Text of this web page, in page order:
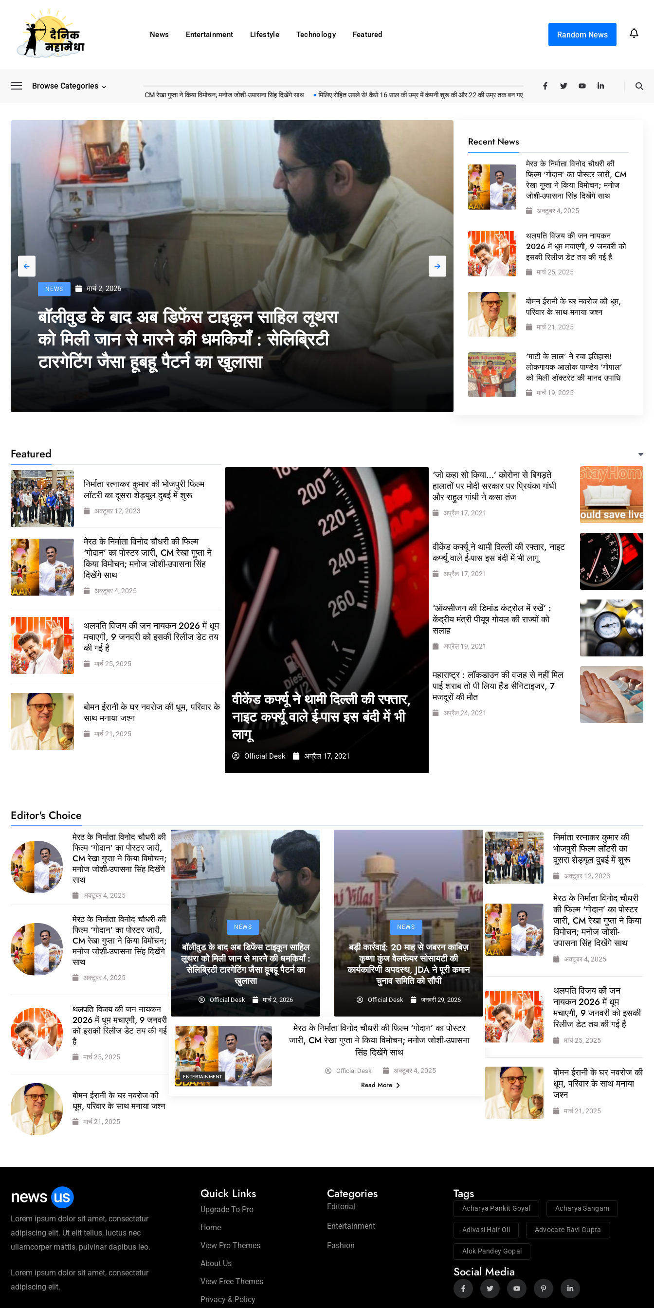
News Entertainment Lifestyle Technology Featured Random News
Browse Categories
विनोद चौधरी की फिल्म ‘गोदान’ का पोस्टर जारी, CM रेखा गुप्ता ने किया विमोचन; मनोज जोशी-उपासना सिंह दिखेंगे साथ मिलिए रोहित उगले से! कैसे 16 साल की उम्र में कंपनी शुरू की और 22 की उम्र तक बन गए इंटरनेशनल अवॉर्ड विनर
NEWS मार्च 2, 2026
बॉलीवुड के बाद अब डिफेंस टाइकून साहिल लूथरा
को मिली जान से मारने की धमकियाँ : सेलिब्रिटी
टारगेटिंग जैसा हूबहू पैटर्न का खुलासा
बड़ी कार्रवाई: 20 माह से
वेलफेयर सोसायटी की
ने पूरी कमान चुनाव समिति
Recent News
मेरठ के निर्माता विनोद चौधरी की
फिल्म ‘गोदान’ का पोस्टर जारी, CM
रेखा गुप्ता ने किया विमोचन; मनोज
जोशी-उपासना सिंह दिखेंगे साथ
अक्टूबर 4, 2025
थलपति विजय की जन नायकन
2026 में धूम मचाएगी, 9 जनवरी को
इसकी रिलीज डेट तय की गई है
मार्च 25, 2025
बोमन ईरानी के घर नवरोज की धूम,
परिवार के साथ मनाया जश्न
मार्च 21, 2025
‘माटी के लाल’ ने रचा इतिहास!
लोकगायक आलोक पाण्डेय ‘गोपाल’
को मिली डॉक्टरेट की मानद उपाधि
मार्च 19, 2025
Featured
निर्माता रत्नाकर कुमार की भोजपुरी फिल्म
लॉटरी का दूसरा शेड्यूल दुबई में शुरू
अक्टूबर 12, 2023
मेरठ के निर्माता विनोद चौधरी की फिल्म
‘गोदान’ का पोस्टर जारी, CM रेखा गुप्ता ने
किया विमोचन; मनोज जोशी-उपासना सिंह
दिखेंगे साथ
अक्टूबर 4, 2025
थलपति विजय की जन नायकन 2026 में धूम
मचाएगी, 9 जनवरी को इसकी रिलीज डेट तय
की गई है
मार्च 25, 2025
बोमन ईरानी के घर नवरोज की धूम, परिवार के
साथ मनाया जश्न
मार्च 21, 2025
वीकेंड कर्फ्यू ने थामी दिल्ली की रफ्तार,
नाइट कर्फ्यू वाले ई-पास इस बंदी में भी
लागू
Official Desk अप्रैल 17, 2021
‘जो कहा सो किया…’ कोरोना से बिगड़ते
हालातों पर मोदी सरकार पर प्रियंका गांधी
और राहुल गांधी ने कसा तंज
अप्रैल 17, 2021
वीकेंड कर्फ्यू ने थामी दिल्ली की रफ्तार, नाइट
कर्फ्यू वाले ई-पास इस बंदी में भी लागू
अप्रैल 17, 2021
‘ऑक्सीजन की डिमांड कंट्रोल में रखें’ :
केंद्रीय मंत्री पीयूष गोयल की राज्यों को
सलाह
अप्रैल 19, 2021
महाराष्ट्र : लॉकडाउन की वजह से नहीं मिल
पाई शराब तो पी लिया हैंड सैनिटाइजर, 7
मजदूरों की मौत
अप्रैल 24, 2021
Editor's Choice
मेरठ के निर्माता विनोद चौधरी की
फिल्म ‘गोदान’ का पोस्टर जारी,
CM रेखा गुप्ता ने किया विमोचन;
मनोज जोशी-उपासना सिंह दिखेंगे
साथ
अक्टूबर 4, 2025
मेरठ के निर्माता विनोद चौधरी की
फिल्म ‘गोदान’ का पोस्टर जारी,
CM रेखा गुप्ता ने किया विमोचन;
मनोज जोशी-उपासना सिंह दिखेंगे
साथ
अक्टूबर 4, 2025
थलपति विजय की जन नायकन
2026 में धूम मचाएगी, 9 जनवरी
को इसकी रिलीज डेट तय की गई
है
मार्च 25, 2025
बोमन ईरानी के घर नवरोज की
धूम, परिवार के साथ मनाया जश्न
मार्च 21, 2025
NEWS
बॉलीवुड के बाद अब डिफेंस टाइकून साहिल
लूथरा को मिली जान से मारने की धमकियाँ :
सेलिब्रिटी टारगेटिंग जैसा हूबहू पैटर्न का
खुलासा
Official Desk मार्च 2, 2026
NEWS
बड़ी कार्रवाई: 20 माह से जबरन काबिज़
कृष्णा कुंज वेलफेयर सोसायटी की
कार्यकारिणी अपदस्थ, JDA ने पूरी कमान
चुनाव समिति को सौंपी
Official Desk जनवरी 29, 2026
ENTERTAINMENT
मेरठ के निर्माता विनोद चौधरी की फिल्म ‘गोदान’ का पोस्टर
जारी, CM रेखा गुप्ता ने किया विमोचन; मनोज जोशी-उपासना
सिंह दिखेंगे साथ
Official Desk अक्टूबर 4, 2025
Read More
निर्माता रत्नाकर कुमार की
भोजपुरी फिल्म लॉटरी का
दूसरा शेड्यूल दुबई में शुरू
अक्टूबर 12, 2023
मेरठ के निर्माता विनोद चौधरी
की फिल्म ‘गोदान’ का पोस्टर
जारी, CM रेखा गुप्ता ने किया
विमोचन; मनोज जोशी-
उपासना सिंह दिखेंगे साथ
अक्टूबर 4, 2025
थलपति विजय की जन
नायकन 2026 में धूम
मचाएगी, 9 जनवरी को इसकी
रिलीज डेट तय की गई है
मार्च 25, 2025
बोमन ईरानी के घर नवरोज की
धूम, परिवार के साथ मनाया
जश्न
मार्च 21, 2025
Lorem ipsum dolor sit amet, consectetur
adipiscing elit. Ut elit tellus, luctus nec
ullamcorper mattis, pulvinar dapibus leo.
Lorem ipsum dolor sit amet, consectetur
adipiscing elit.
Quick Links
Upgrade To Pro
Home
View Pro Themes
About Us
View Free Themes
Privacy & Policy
Categories
Editorial
Entertainment
Fashion
Tags
Acharya Pankit Goyal Acharya Sangam
Adivasi Hair Oil Advocate Ravi Gupta
Alok Pandey Gopal
Social Media